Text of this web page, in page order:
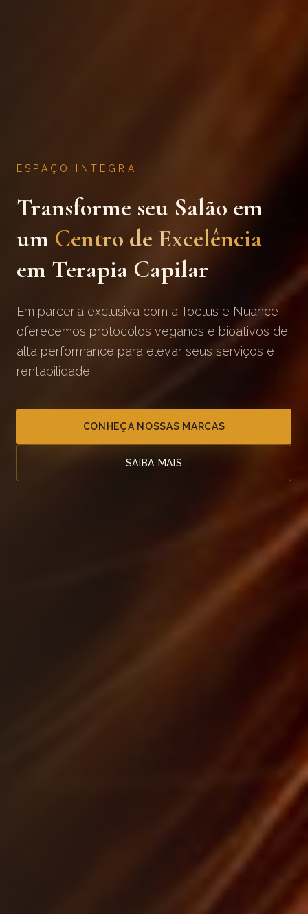
ESPAÇO INTEGRA
Transforme seu Salão em
um Centro de Excelência
em Terapia Capilar
Em parceria exclusiva com a Toctus e Nuance,
oferecemos protocolos veganos e bioativos de
alta performance para elevar seus serviços e
rentabilidade.
CONHEÇA NOSSAS MARCAS
SAIBA MAIS